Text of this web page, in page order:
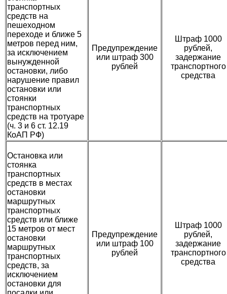
транспортных
средств на
пешеходном
переходе и ближе 5
метров перед ним,
за исключением
вынужденной
остановки, либо
нарушение правил
остановки или
стоянки
транспортных
средств на тротуаре
(ч. 3 и 6 ст. 12.19
КоАП РФ)
Предупреждение
или штраф 300
рублей
Штраф 1000
рублей,
задержание
транспортного
средства
Остановка или
стоянка
транспортных
средств в местах
остановки
маршрутных
транспортных
средств или ближе
15 метров от мест
остановки
маршрутных
транспортных
средств, за
исключением
остановки для
Предупреждение
или штраф 100
рублей
Штраф 1000
рублей,
задержание
транспортного
средства